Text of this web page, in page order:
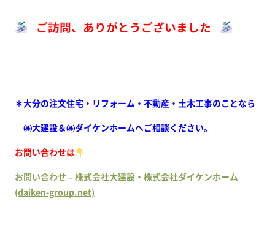
ご訪問、ありがとうございました
＊大分の注文住宅・リフォーム・不動産・土木工事のことなら
㈱大建設＆㈱ダイケンホームへご相談ください。
お問い合わせは
お問い合わせ – 株式会社大建設・株式会社ダイケンホーム
(daiken-group.net)